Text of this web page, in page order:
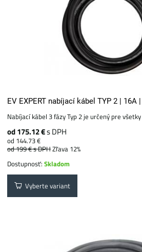
EV EXPERT nabíjací kábel TYP 2 | 16A
Nabíjací kábel 3 fázy Typ 2 je určený pre
od 175.12 €s DPH
od 144.73 €
od 199 €s DPHZľava 12%
Dostupnosť:Skladom
Vyberte variant